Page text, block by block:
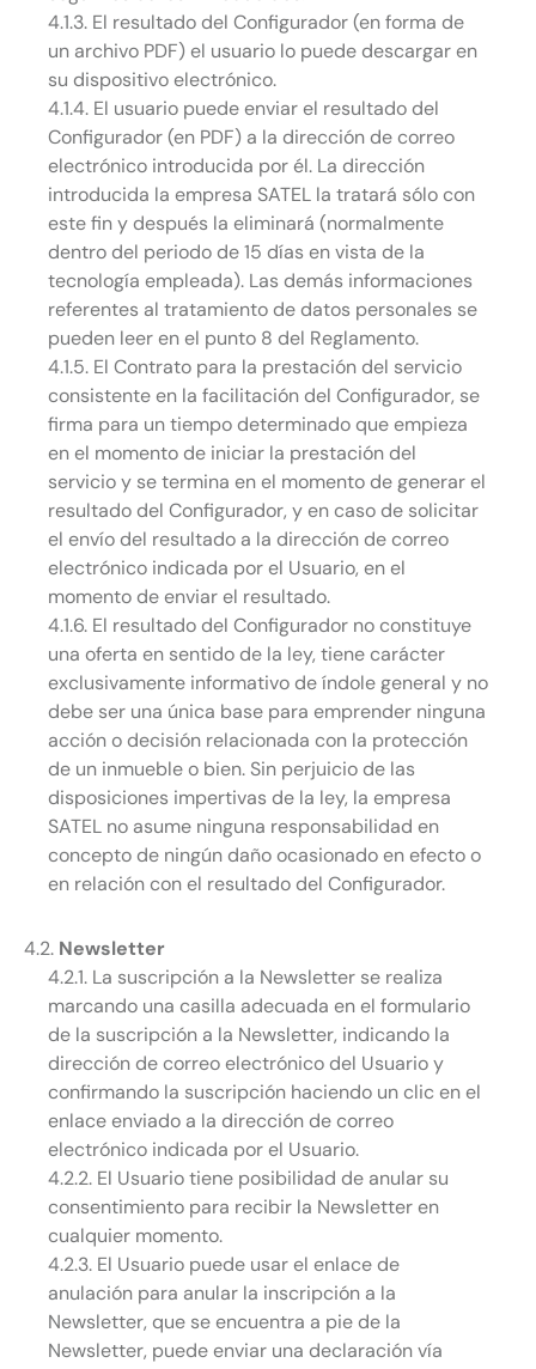
4.1.3. El resultado del Configurador (en forma de
un archivo PDF) el usuario lo puede descargar en
su dispositivo electrónico.
4.1.4. El usuario puede enviar el resultado del
Configurador (en PDF) a la dirección de correo
electrónico introducida por él. La dirección
introducida la empresa SATEL la tratará sólo con
este fin y después la eliminará (normalmente
dentro del periodo de 15 días en vista de la
tecnología empleada). Las demás informaciones
referentes al tratamiento de datos personales se
pueden leer en el punto 8 del Reglamento.
4.1.5. El Contrato para la prestación del servicio
consistente en la facilitación del Configurador, se
firma para un tiempo determinado que empieza
en el momento de iniciar la prestación del
servicio y se termina en el momento de generar el
resultado del Configurador, y en caso de solicitar
el envío del resultado a la dirección de correo
electrónico indicada por el Usuario, en el
momento de enviar el resultado.
4.1.6. El resultado del Configurador no constituye
una oferta en sentido de la ley, tiene carácter
exclusivamente informativo de índole general y no
debe ser una única base para emprender ninguna
acción o decisión relacionada con la protección
de un inmueble o bien. Sin perjuicio de las
disposiciones impertivas de la ley, la empresa
SATEL no asume ninguna responsabilidad en
concepto de ningún daño ocasionado en efecto o
en relación con el resultado del Configurador.
4.2. Newsletter
4.2.1. La suscripción a la Newsletter se realiza
marcando una casilla adecuada en el formulario
de la suscripción a la Newsletter, indicando la
dirección de correo electrónico del Usuario y
confirmando la suscripción haciendo un clic en el
enlace enviado a la dirección de correo
electrónico indicada por el Usuario.
4.2.2. El Usuario tiene posibilidad de anular su
consentimiento para recibir la Newsletter en
cualquier momento.
4.2.3. El Usuario puede usar el enlace de
anulación para anular la inscripción a la
Newsletter, que se encuentra a pie de la
Newsletter, puede enviar una declaración vía